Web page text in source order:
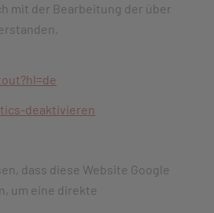
mit der Bearbeitung der über
deaktivieren
dass diese Website Google
um eine direkte